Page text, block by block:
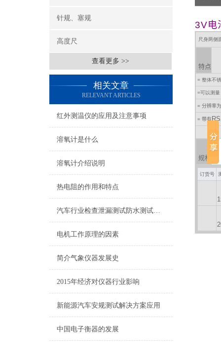
针规、塞规
高度尺
查看更多 >>
相关文章
RELEVANT ARTICLES
红外测温仪的应用及注意事项
溶氧计是什么
溶氧计介绍说明
热电阻的作用和特点
汽车行业检查泄漏测试防水测试方案
电机工作原理的因素
简介气象仪器发展史
2015年经济对仪器行业影响
新能源汽车安规测试解决方案应用
中国电子衡器的发展
3V电
尺身两侧
特点
= 整体不
=可以测
= 分辨率
= 带有
规格
订货号